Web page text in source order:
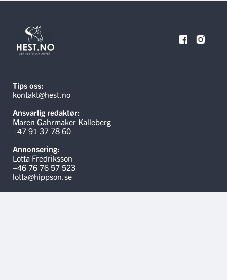
Tips oss:
kontakt@hest.no
Ansvarlig redaktør:
Maren Gahrmaker Kalleberg
+47 91 37 78 60
Annonsering:
Lotta Fredriksson
+46 76 76 57 523
lotta@hippson.se